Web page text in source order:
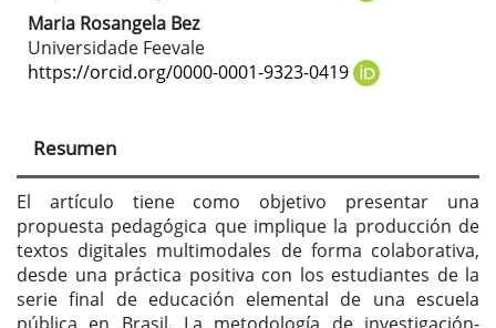
Maria Rosangela Bez
Universidade Feevale
https://orcid.org/0000-0001-9323-0419
Resumen
El artículo tiene como objetivo presentar una
propuesta pedagógica que implique la producción de
textos digitales multimodales de forma colaborativa,
desde una práctica positiva con los estudiantes de la
serie final de educación elemental de una escuela